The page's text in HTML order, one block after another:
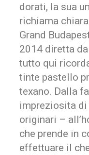
dorati, la sua
richiama
Grand
2014 diretta
tutto qui
tinte pastello
texano. Dalla
impreziosita
originari –
che prende in
effettuare il